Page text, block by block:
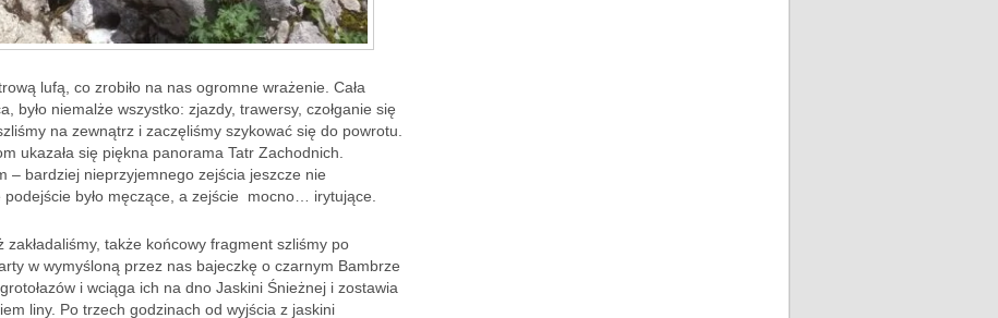
lufą, co zrobiło na nas ogromne wrażenie. Cała
było niemalże wszystko: zjazdy, trawersy, czołganie się
na zewnątrz i zaczęliśmy szykować się do powrotu.
ukazała się piękna panorama Tatr Zachodnich.
– bardziej nieprzyjemnego zejścia jeszcze nie
podejście było męczące, a zejście mocno… irytujące.
zakładaliśmy, także końcowy fragment szliśmy po
w wymyśloną przez nas bajeczkę o czarnym Bambrze
grotołazów i wciąga ich na dno Jaskini Śnieżnej i zostawia
liny. Po trzech godzinach od wyjścia z jaskini